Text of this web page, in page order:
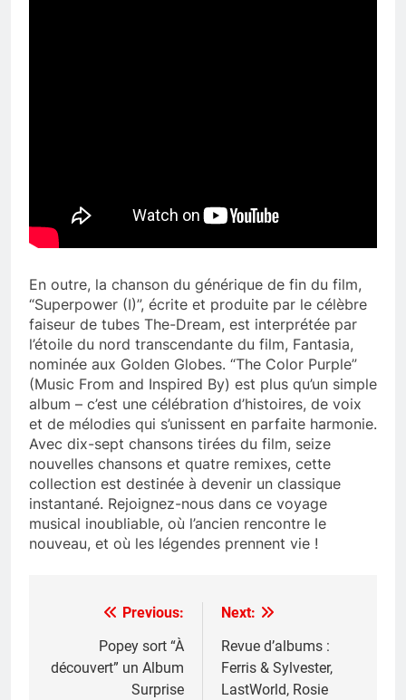
En outre, la chanson du générique de fin du film,
“Superpower (I)”, écrite et produite par le célèbre
faiseur de tubes The-Dream, est interprétée par
l’étoile du nord transcendante du film, Fantasia,
nominée aux Golden Globes. “The Color Purple”
(Music From and Inspired By) est plus qu’un simple
album – c’est une célébration d’histoires, de voix
et de mélodies qui s’unissent en parfaite harmonie.
Avec dix-sept chansons tirées du film, seize
nouvelles chansons et quatre remixes, cette
collection est destinée à devenir un classique
instantané. Rejoignez-nous dans ce voyage
musical inoubliable, où l’ancien rencontre le
nouveau, et où les légendes prennent vie !
navigation
Previous:
Popey sort “À
découvert” un Album
Surprise
Next:
Revue d’albums :
Ferris & Sylvester,
LastWorld, Rosie